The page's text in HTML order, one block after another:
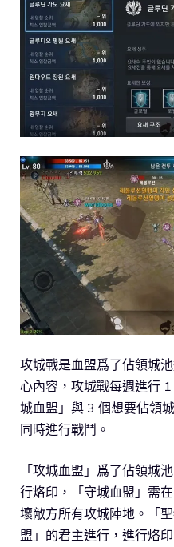
攻城戰是血盟爲了佔領城
心內容，攻城戰每週進行
城血盟」與 3 個想要佔領
同時進行戰鬥。
「攻城血盟」爲了佔領城
行烙印，「守城血盟」需
壞敵方所有攻城陣地。「
盟」的君主進行，進行烙